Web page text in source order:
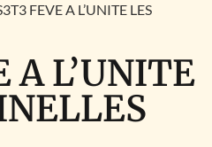
FEVE A L’UNITE LES
A L’UNITE